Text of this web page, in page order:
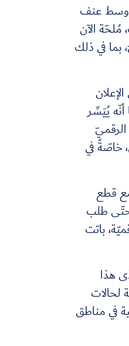
وسط عنف
مُلحّة الآن
بما في ذلك
مهمّ يسمح للأفراد بممارسة حقوق الإنسان الأساسيّة الأخرى. تنصّ المادّة 19 من الإعلان
يُيَسِّر
خاصّةً في
قطع
حتّى طلب
باتت
هذا
لحالات
حوالي 25% فقط من البنية التحتية في مناطق